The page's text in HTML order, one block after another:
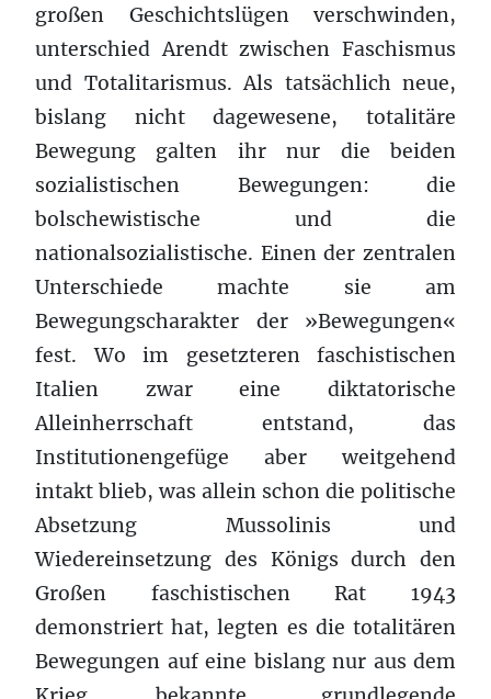
großen Geschichtslügen verschwinden,
unterschied Arendt zwischen Faschismus
und Totalitarismus. Als tatsächlich neue,
bislang nicht dagewesene, totalitäre
Bewegung galten ihr nur die beiden
sozialistischen Bewegungen: die
bolschewistische und die
nationalsozialistische. Einen der zentralen
Unterschiede machte sie am
Bewegungscharakter der »Bewegungen«
fest. Wo im gesetzteren faschistischen
Italien zwar eine diktatorische
Alleinherrschaft entstand, das
Institutionengefüge aber weitgehend
intakt blieb, was allein schon die politische
Absetzung Mussolinis und
Wiedereinsetzung des Königs durch den
Großen faschistischen Rat 1943
demonstriert hat, legten es die totalitären
Bewegungen auf eine bislang nur aus dem